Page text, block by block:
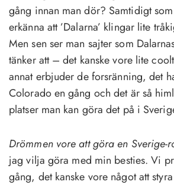
gång innan man dör? Samtidigt
erkänna att ’Dalarna’ klingar lite
Men sen ser man sajter som
tänker att – det kanske vore lite
annat erbjuder de forsränning, det
Colorado en gång och det är så
platser man kan göra det på i
Drömmen vore att göra en Sverige-
jag vilja göra med min besties. Vi
gång, det kanske vore något att